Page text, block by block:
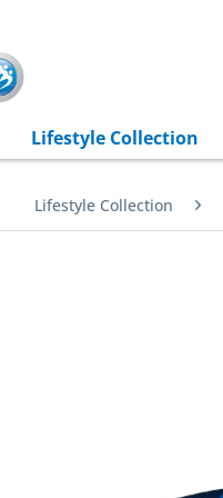
Lifestyle Collection
Lifestyle Collection